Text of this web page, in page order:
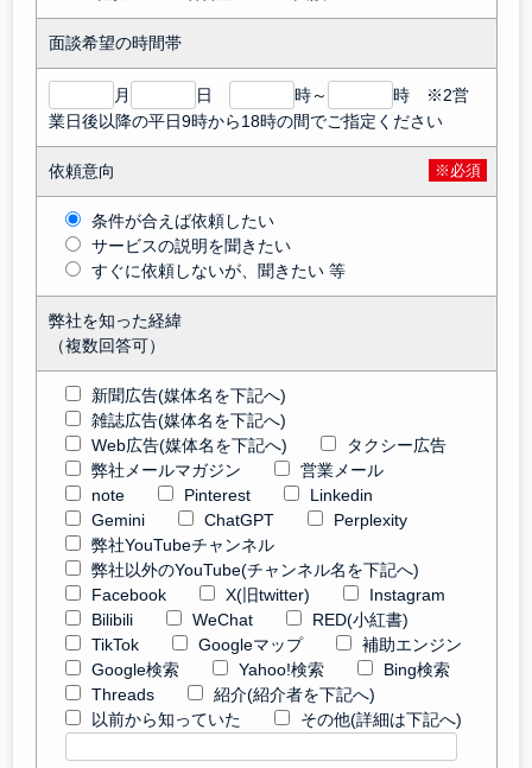
面談希望の時間帯
月 日 時～
時 ※2営
業日後以降の平日9時から18時の間でご指定ください
依頼意向 ※必須
条件が合えば依頼したい
サービスの説明を聞きたい
すぐに依頼しないが、聞きたい 等
弊社を知った経緯
（複数回答可）
新聞広告(媒体名を下記へ)
雑誌広告(媒体名を下記へ)
Web広告(媒体名を下記へ)
タクシー広告
弊社メールマガジン
営業メール
note
Pinterest
Linkedin
Gemini
ChatGPT
Perplexity
弊社YouTubeチャンネル
弊社以外のYouTube(チャンネル名を下記へ)
Facebook
X(旧twitter)
Instagram
Bilibili
WeChat
RED(小紅書)
TikTok
Googleマップ
補助エンジン
Google検索
Yahoo!検索
Bing検索
Threads
紹介(紹介者を下記へ)
以前から知っていた
その他(詳細は下記へ)